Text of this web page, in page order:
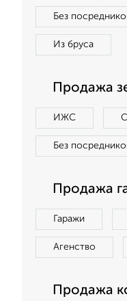
Без
Из бруса
Продажа
ИЖС
Без
Продажа
Гаражи
Агенство
Продажа